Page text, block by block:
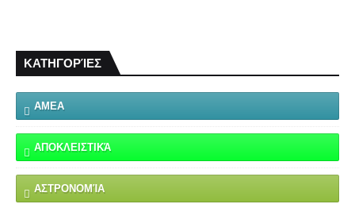
ΚΑΤΗΓΟΡΊΕΣ
ΑΜΕΑ
ΑΠΟΚΛΕΙΣΤΙΚΆ
ΑΣΤΡΟΝΟΜΊΑ